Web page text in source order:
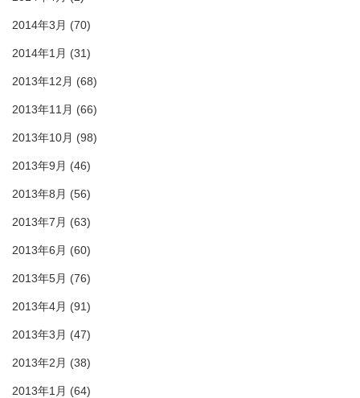
2014年3月 (70)
2014年1月 (31)
2013年12月 (68)
2013年11月 (66)
2013年10月 (98)
2013年9月 (46)
2013年8月 (56)
2013年7月 (63)
2013年6月 (60)
2013年5月 (76)
2013年4月 (91)
2013年3月 (47)
2013年2月 (38)
2013年1月 (64)